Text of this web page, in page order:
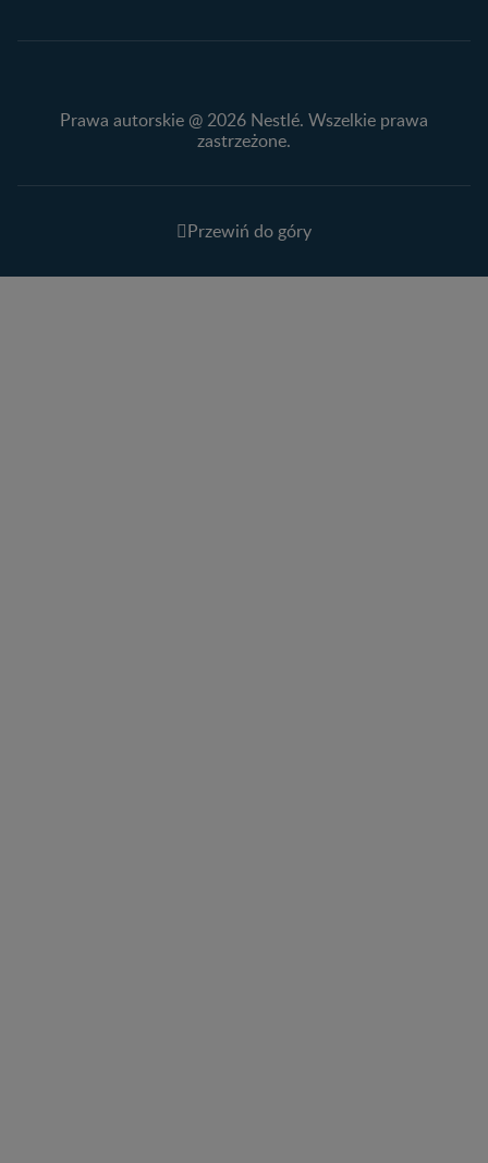
Prawa autorskie @ 2026 Nestlé. Wszelkie prawa
zastrzeżone.
Przewiń do góry